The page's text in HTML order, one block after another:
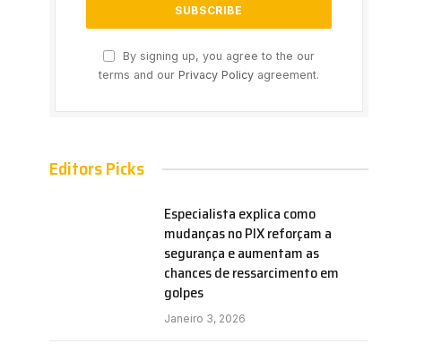
By signing up, you agree to the our
terms and our Privacy Policy agreement.
Editors Picks
Especialista explica como
mudanças no PIX reforçam a
segurança e aumentam as
chances de ressarcimento em
golpes
Janeiro 3, 2026